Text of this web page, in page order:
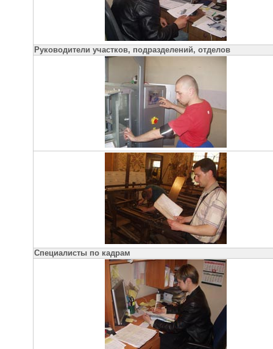
Руководители участков, подразделений, отделов
Специалисты по кадрам